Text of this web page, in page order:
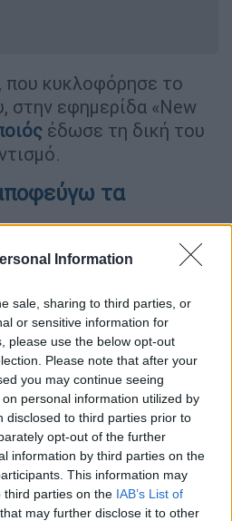
Information
sale, sharing to third parties, or
or sensitive information for
please use the below opt-out
Please note that after your
you may continue seeing
personal information utilized by
disclosed to third parties prior to
opt-out of the further
information by third parties on the
This information may
third parties on the IAB’s List of
that may further disclose it to other
που κυκλοφόρησε το
στην εφημερίδα «New
έδωσε τη δική του
τα
Αν πρόκειται να
σε αυτήν και δεν
την αίσθηση ότι θα
ξανά από ρομαντισμό»,
της συνέντευξη
με τηΜαντόνα
Το 1996 παντρεύτηκε
οποία έχουν την κόρη
Πεν, 33 ετών, και τον